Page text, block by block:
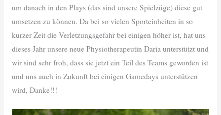
um danach in den Plays (das sind unsere Spielzüge) diese gut
umsetzen zu können. Da bei so vielen Sporteinheiten in so
kurzer Zeit die Verletzungsgefahr bei einigen höher ist, hat uns
dieses Jahr unsere neue Physiotherapeutin Daria unterstützt und
wir sind sehr froh, dass sie jetzt ein Teil des Teams geworden ist
und uns auch in Zukunft bei einigen Gamedays unterstützen
wird, Danke!!!